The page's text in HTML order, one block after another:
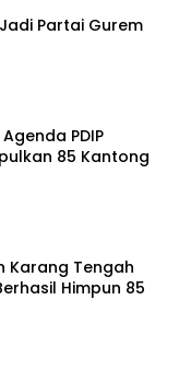
Partai Gurem
PDIP
85 Kantong
Karang Tengah
Himpun 85